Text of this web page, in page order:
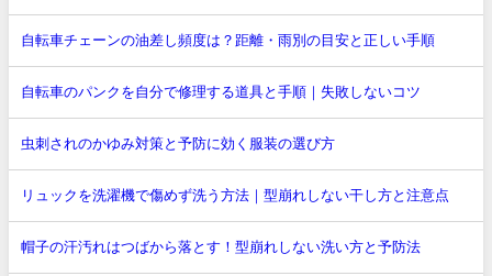
自転車チェーンの油差し頻度は？距離・雨別の目安と正しい手順
自転車のパンクを自分で修理する道具と手順｜失敗しないコツ
虫刺されのかゆみ対策と予防に効く服装の選び方
リュックを洗濯機で傷めず洗う方法｜型崩れしない干し方と注意点
帽子の汗汚れはつばから落とす！型崩れしない洗い方と予防法